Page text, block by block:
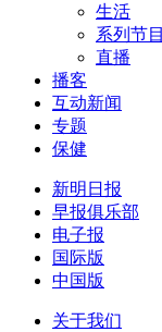
生活
系列节目
直播
播客
互动新闻
专题
保健
新明日报
早报俱乐部
电子报
国际版
中国版
关于我们